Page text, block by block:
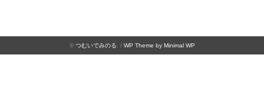
© つむいでみのる . / WP Theme by Minimal WP